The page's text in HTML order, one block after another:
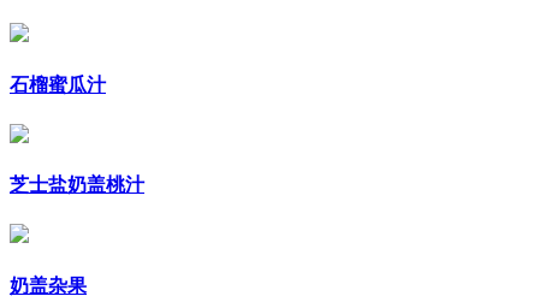
石榴蜜瓜汁
芝士盐奶盖桃汁
奶盖杂果